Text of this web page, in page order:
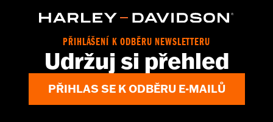
d.com/warrantyfor full details
Cotton
Imported
PŘIHLÁŠENÍ K ODBĚRU NEWSLETTERU
Udržuj si přehled
PŘIHLAS SE K ODBĚRU E-MAILŮ